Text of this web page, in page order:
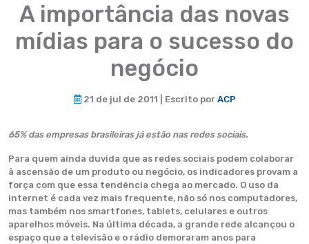
A importância das novas
mídias para o sucesso do
negócio
21 de jul de 2011 | Escrito por ACP
65% das empresas brasileiras já estão nas redes sociais.
Para quem ainda duvida que as redes sociais podem colaborar
à ascensão de um produto ou negócio, os indicadores provam a
força com que essa tendência chega ao mercado. O uso da
internet é cada vez mais frequente, não só nos computadores,
mas também nos smartfones, tablets, celulares e outros
aparelhos móveis. Na última década, a grande rede alcançou o
espaço que a televisão e o rádio demoraram anos para